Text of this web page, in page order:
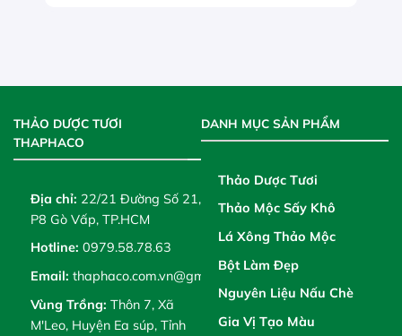
THẢO DƯỢC TƯƠI
THAPHACO
Địa chỉ: 22/21 Đường Số 21,
P8 Gò Vấp, TP.HCM
Hotline: 0979.58.78.63
Email: thaphaco.com.vn@gmail.com
Vùng Trồng: Thôn 7, Xã
M'Leo, Huyện Ea súp, Tỉnh
DANH MỤC SẢN PHẨM
Thảo Dược Tươi
Thảo Mộc Sấy Khô
Lá Xông Thảo Mộc
Bột Làm Đẹp
Nguyên Liệu Nấu Chè
Gia Vị Tạo Màu